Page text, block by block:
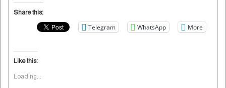
Share this:
Telegram WhatsApp More
Like this:
Loading...